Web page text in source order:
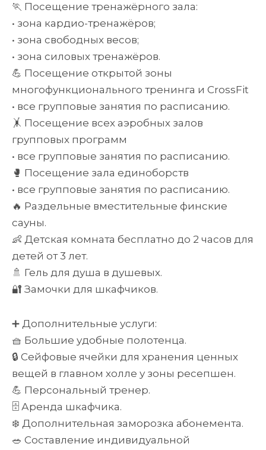
🏃 Посещение тренажёрного зала:
• зона кардио-тренажёров;
• зона свободных весов;
• зона силовых тренажёров.
💪 Посещение открытой зоны
многофункционального тренинга и CrossFit
• все групповые занятия по расписанию.
🤸 Посещение всех аэробных залов
групповых программ
• все групповые занятия по расписанию.
🥊 Посещение зала единоборств
• все групповые занятия по расписанию.
🔥 Раздельные вместительные финские
сауны.
👶 Детская комната бесплатно до 2 часов для
детей от 3 лет.
🚿 Гель для душа в душевых.
🔐 Замочки для шкафчиков.
➕ Дополнительные услуги:
🧺 Большие удобные полотенца.
🔒 Сейфовые ячейки для хранения ценных
вещей в главном холле у зоны ресепшен.
💪 Персональный тренер.
🗄️ Аренда шкафчика.
❄️ Дополнительная заморозка абонемента.
🥗 Составление индивидуальной